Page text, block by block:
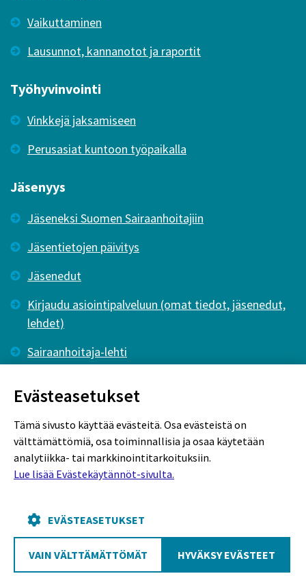
Vaikuttaminen
Lausunnot, kannanotot ja raportit
Työhyvinvointi
Vinkkejä jaksamiseen
Perusasiat kuntoon työpaikalla
Jäsenyys
Jäseneksi Suomen Sairaanhoitajiin
Jäsentietojen päivitys
Jäsenedut
Kirjaudu asiointipalveluun (omat tiedot, jäsenedut,
lehdet)
Sairaanhoitaja-lehti
Rekisteriseloste
Evästekäytännöt
Evästeasetukset
Tämä sivusto käyttää evästeitä. Osa evästeistä on
välttämättömiä, osa toiminnallisia ja osaa käytetään
analytiikka- tai markkinointitarkoituksiin.
Lue lisää Evästekäytännöt-sivulta.
EVÄSTEASETUKSET
VAIN VÄLTTÄMÄTTÖMÄT HYVÄKSY EVÄSTEET